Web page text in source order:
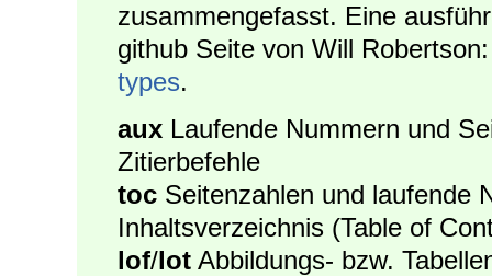
zusammengefasst. Eine
github Seite von Will
types.
aux Laufende Nummern und
Zitierbefehle
toc Seitenzahlen und laufende
Inhaltsverzeichnis (Table of
lof/lot Abbildungs- bzw.